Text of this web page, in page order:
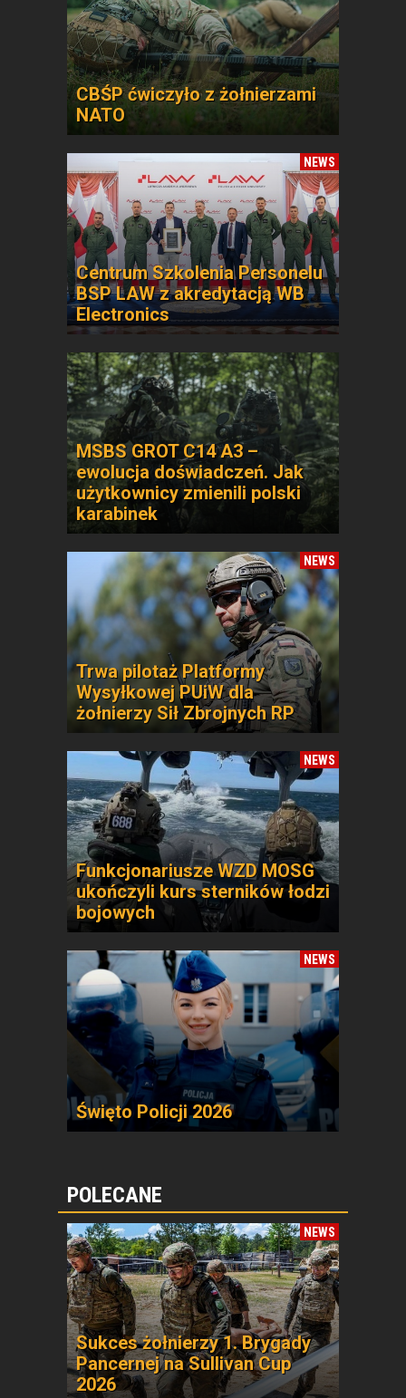
CBŚP ćwiczyło z żołnierzami
NATO
NEWS
Centrum Szkolenia Personelu
BSP LAW z akredytacją WB
Electronics
MSBS GROT C14 A3 –
ewolucja doświadczeń. Jak
użytkownicy zmienili polski
karabinek
NEWS
Trwa pilotaż Platformy
Wysyłkowej PUiW dla
żołnierzy Sił Zbrojnych RP
NEWS
Funkcjonariusze WZD MOSG
ukończyli kurs sterników łodzi
bojowych
NEWS
Święto Policji 2026
POLECANE
NEWS
Sukces żołnierzy 1. Brygady
Pancernej na Sullivan Cup
2026